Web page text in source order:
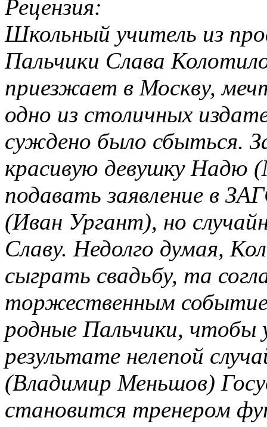
Рецензия:
Школьный учитель из
Пальчики Слава
приезжает в Москву,
одно из столичных
суждено было сбыться.
красивую девушку Надю
подавать заявление в
(Иван Ургант), но
Славу. Недолго думая,
сыграть свадьбу, та
торжественным
родные Пальчики, чтобы
результате нелепой
(Владимир Меньшов)
становится тренером